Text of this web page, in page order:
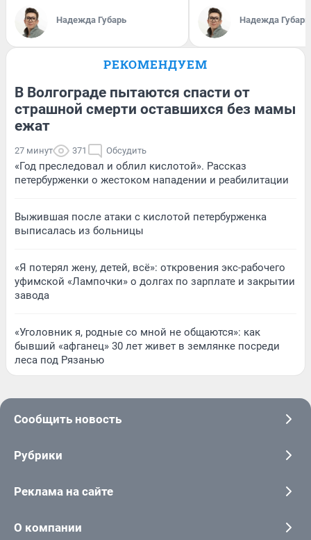
Надежда Губарь Надежда Губарь
РЕКОМЕНДУЕМ
В Волгограде пытаются спасти от
страшной смерти оставшихся без мамы
ежат
27 минут 371 Обсудить
«Год преследовал и облил кислотой». Рассказ
петербурженки о жестоком нападении и реабилитации
Выжившая после атаки с кислотой петербурженка
выписалась из больницы
«Я потерял жену, детей, всё»: откровения экс-рабочего
уфимской «Лампочки» о долгах по зарплате и закрытии
завода
«Уголовник я, родные со мной не общаются»: как
бывший «афганец» 30 лет живет в землянке посреди
леса под Рязанью
Сообщить новость
Рубрики
Реклама на сайте
О компании